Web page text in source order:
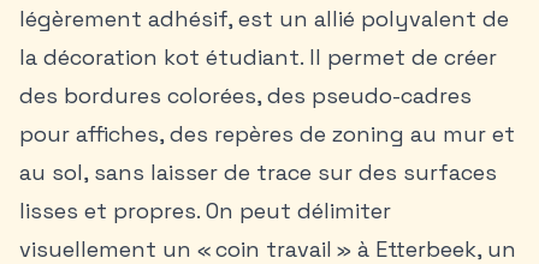
légèrement adhésif, est un allié polyvalent de
la décoration kot étudiant. Il permet de créer
des bordures colorées, des pseudo-cadres
pour affiches, des repères de zoning au mur et
au sol, sans laisser de trace sur des surfaces
lisses et propres. On peut délimiter
visuellement un « coin travail » à Etterbeek, un